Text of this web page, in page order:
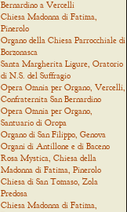
Bernardino a Vercelli
Chiesa Madonna di Fatima,
Pinerolo
Organo della Chiesa Parrocchiale di
Borzonasca
Santa Margherita Ligure, Oratorio
di N.S. del Suffragio
Opera Omnia per Organo, Vercelli,
Confraternita San Bernardino
Opera Omnia per Organo,
Santuario di Oropa
Organo di San Filippo, Genova
Organi di Antillone e di Baceno
Rosa Mystica, Chiesa della
Madonna di Fatima, Pinerolo
Chiesa di San Tomaso, Zola
Predosa
Chiesa Madonna di Fatima,